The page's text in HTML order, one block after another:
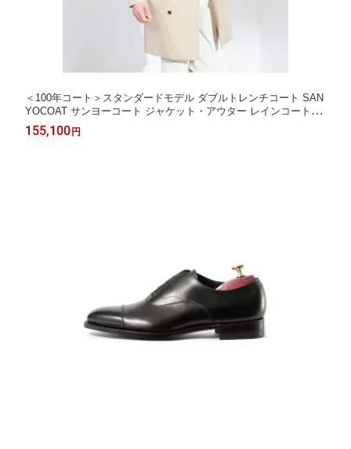
＜100年コート＞スタンダードモデル ダブルトレンチコート SAN
YOCOAT サンヨーコート ジャケット・アウター レインコート ベ
ージュ ネイビー【送料無料】[Rakuten Fashion]
155,100円